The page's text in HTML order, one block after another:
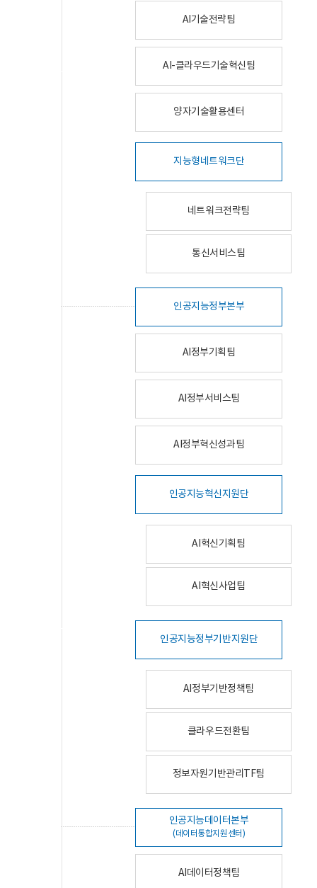
AI기술전략팀
AI-클라우드기술혁신팀
양자기술활용센터
지능형네트워크단
네트워크전략팀
통신서비스팀
인공지능정부본부
AI정부기획팀
AI정부서비스팀
AI정부혁신성과팀
인공지능혁신지원단
AI혁신기획팀
AI혁신사업팀
인공지능정부기반지원단
AI정부기반정책팀
클라우드전환팀
정보자원기반관리TF팀
인공지능데이터본부
(데이터통합지원센터)
AI데이터정책팀